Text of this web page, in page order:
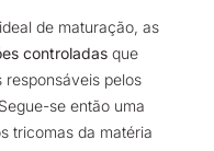
de maturação, as
controladas que
responsáveis pelos
se então uma
tricomas da matéria